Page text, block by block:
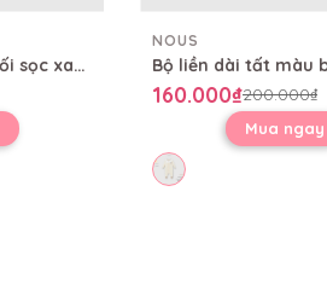
Bộ liền cộc trắng phối sọc xanh lá
NOUS
160.000₫200.000₫
Mua ngay